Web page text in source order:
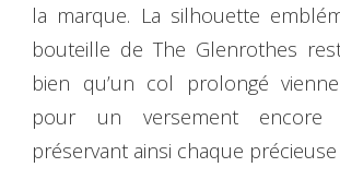
la marque. La silhouette
bouteille de The Glenrothes
bien qu’un col prolongé
pour un versement encore
préservant ainsi chaque